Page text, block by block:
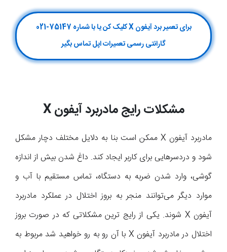
برای تعمیر برد آیفون X کلیک کن یا با شماره 75147-021
گارانتی رسمی تعمیرات اپل تماس بگیر
مشکلات رایج مادربرد آیفونX
مادربرد آیفون X ممکن است بنا به دلایل مختلف دچار مشکل
شود و دردسرهایی برای کاربر ایجاد کند. داغ شدن بیش از اندازه
گوشی، وارد شدن ضربه به دستگاه، تماس مستقیم با آب و
موارد دیگر می‌توانند منجر به بروز اختلال در عملکرد مادربرد
آیفون X شوند. یکی از رایج ترین مشکلاتی که در صورت بروز
اختلال در مادربرد آیفون X با آن رو به رو خواهید شد مربوط به